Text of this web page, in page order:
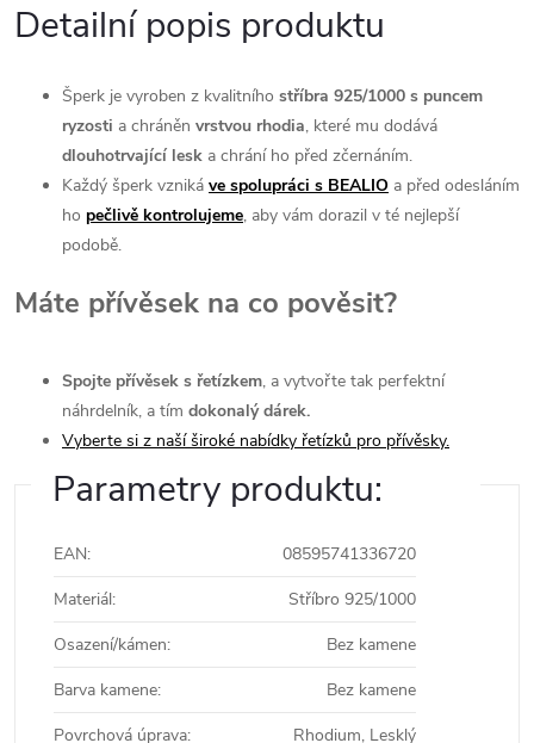
Detailní popis produktu
Šperk je vyroben z kvalitního stříbra 925/1000 s puncem
ryzosti a chráněn vrstvou rhodia, které mu dodává
dlouhotrvající lesk a chrání ho před zčernáním.
Každý šperk vzniká ve spolupráci s BEALIO a před odesláním
ho pečlivě kontrolujeme, aby vám dorazil v té nejlepší
podobě.
Máte přívěsek na co pověsit?
Spojte přívěsek s řetízkem, a vytvořte tak perfektní
náhrdelník, a tím dokonalý dárek.
Vyberte si z naší široké nabídky řetízků pro přívěsky.
Parametry produktu:
EAN:
08595741336720
Materiál:
Stříbro 925/1000
Osazení/kámen:
Bez kamene
Barva kamene:
Bez kamene
Povrchová úprava: Rhodium, Lesklý